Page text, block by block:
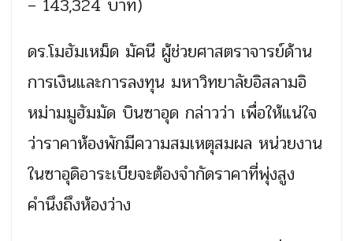
ดร.โมฮัมเหม็ด มัคนี ผู้ช่วยศาสตราจารย์ด้าน
การเงินและการลงทุน มหาวิทยาลัยอิสลามอิ
หม่ามมูฮัมมัด บินซาอุด กล่าวว่า เพื่อให้แน่ใจ
ว่าราคาห้องพักมีความสมเหตุสมผล หน่วยงาน
ในซาอุดิอาระเบียจะต้องจำกัดราคาที่พุ่งสูง
คำนึงถึงห้องว่าง